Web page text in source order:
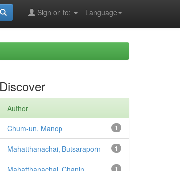
Language
Sign on to:
Discover
Author
1
Chum-un, Manop
1
Mahatthanachai, Butsaraporn
1
Mahatthanachai, Chanin